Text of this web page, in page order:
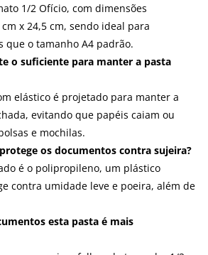
1/2 Ofício, com dimensões
x 24,5 cm, sendo ideal para
que o tamanho A4 padrão.
o suficiente para manter a pasta
elástico é projetado para manter a
evitando que papéis caiam ou
e mochilas.
os documentos contra sujeira?
é o polipropileno, um plástico
contra umidade leve e poeira, além de
esta pasta é mais